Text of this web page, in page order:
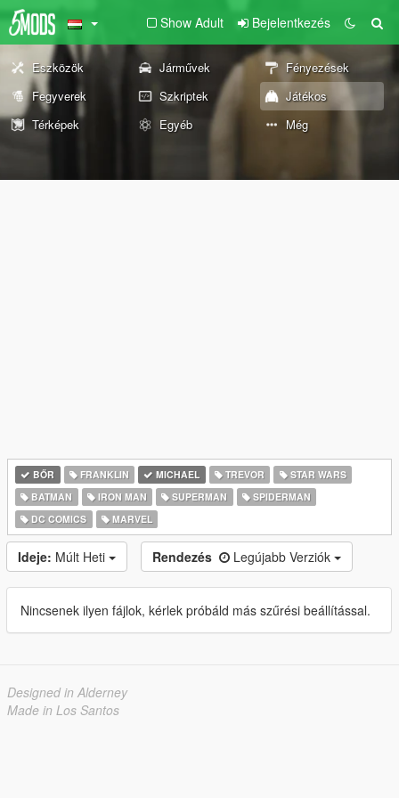
Show Adult Bejelentkezés
Eszközök Járművek
Fényezések
Fegyverek
Szkriptek
Játékos
Térképek
Egyéb Még
BŐR FRANKLIN MICHAEL TREVOR
STAR WARS
BATMAN
IRON MAN SUPERMAN
SPIDERMAN
DC COMICS
MARVEL
Ideje: Múlt Heti Rendezés Legújabb Verziók
Nincsenek ilyen fájlok, kérlek próbáld más szűrési beállítással.
Designed in Alderney
Made in Los Santos